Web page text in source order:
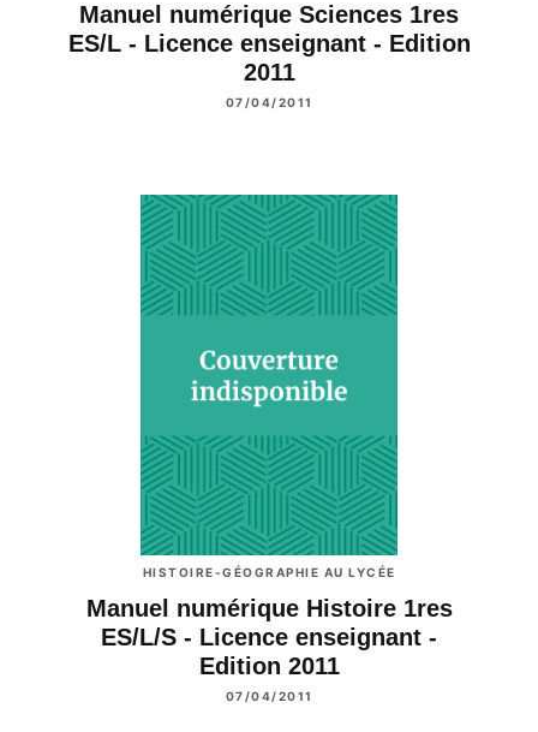
Manuel numérique Sciences 1res
ES/L - Licence enseignant - Edition
2011
07/04/2011
HISTOIRE-GÉOGRAPHIE AU LYCÉE
Manuel numérique Histoire 1res
ES/L/S - Licence enseignant -
Edition 2011
07/04/2011